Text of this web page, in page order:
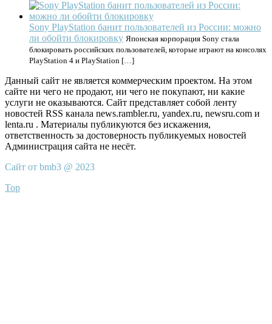
Sony PlayStation банит пользователей из России: можно
ли обойти блокировку Японская корпорация Sony стала
блокировать российских пользователей, которые играют на консолях
PlayStation 4 и PlayStation […]
Данный сайт не является коммерческим проектом. На этом
сайте ни чего не продают, ни чего не покупают, ни какие
услуги не оказываются. Сайт представляет собой ленту
новостей RSS канала news.rambler.ru, yandex.ru, newsru.com и
lenta.ru . Материалы публикуются без искажения,
ответственность за достоверность публикуемых новостей
Администрация сайта не несёт.
Сайт от bmb3 @ 2023
Top